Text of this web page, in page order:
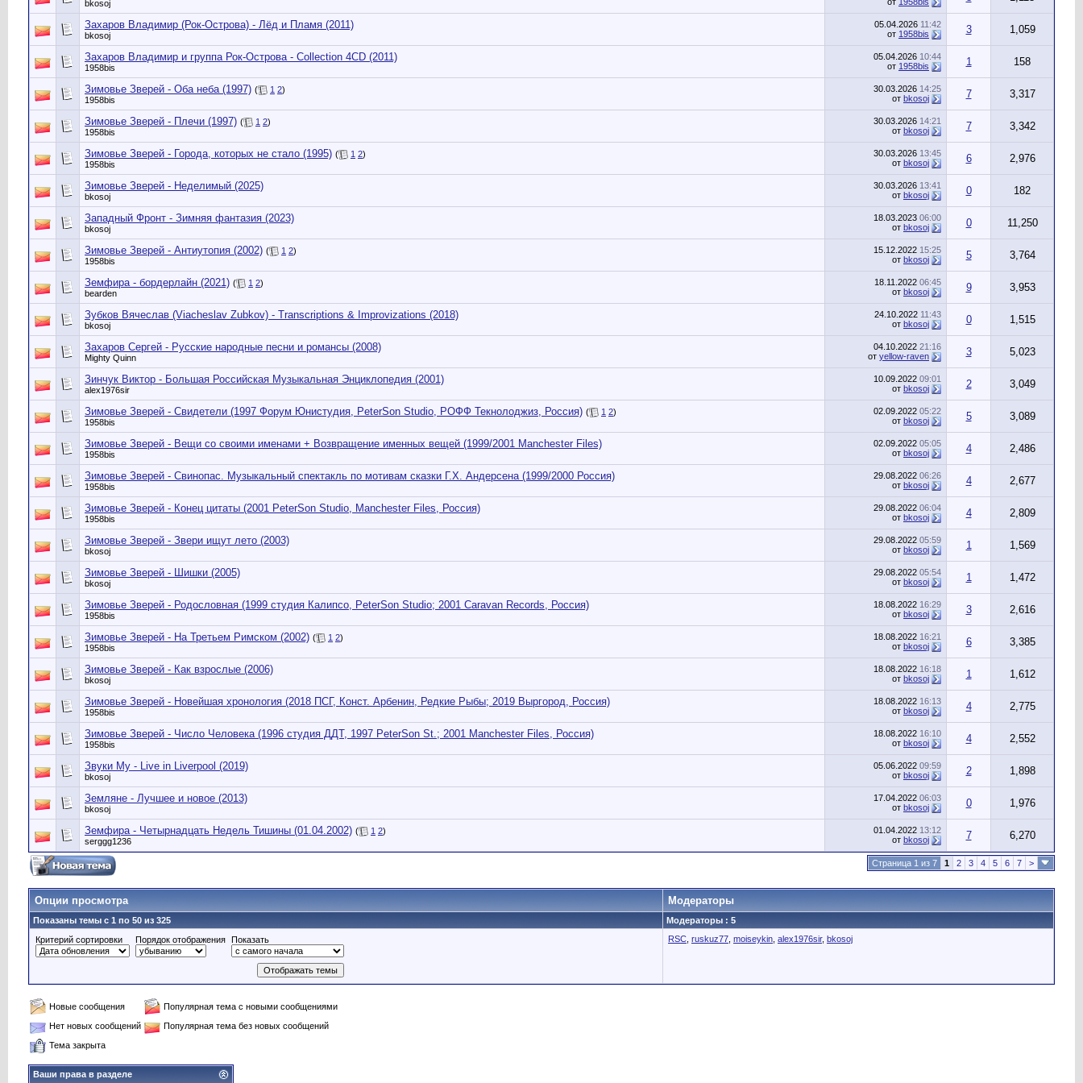
bkosoj
Захаров Владимир (Рок-Острова) - Лёд и Пламя (2011)
bkosoj
05.04.2026 11:42
от 1958bis 3 1,059
Захаров Владимир и группа Рок-Острова - Collection 4CD (2011)
1958bis
05.04.2026 10:44
от 1958bis 1 158
Зимовье Зверей - Оба неба (1997) ( 1 2)
1958bis
30.03.2026 14:25
от bkosoj 7 3,317
Зимовье Зверей - Плечи (1997) ( 1 2)
1958bis
30.03.2026 14:21
от bkosoj 7 3,342
Зимовье Зверей - Города, которых не стало (1995) ( 1 2)
1958bis
30.03.2026 13:45
от bkosoj 6 2,976
Зимовье Зверей - Неделимый (2025)
bkosoj
30.03.2026 13:41
от bkosoj 0 182
Западный Фронт - Зимняя фантазия (2023)
bkosoj
18.03.2023 06:00
от bkosoj 0 11,250
Зимовье Зверей - Антиутопия (2002) ( 1 2)
1958bis
15.12.2022 15:25
от bkosoj 5 3,764
Земфира - бордерлайн (2021) ( 1 2)
bearden
18.11.2022 06:45
от bkosoj 9 3,953
Зубков Вячеслав (Viacheslav Zubkov) - Transcriptions & Improvizations (2018)
bkosoj
24.10.2022 11:43
от bkosoj 0 1,515
Захаров Сергей - Русские народные песни и романсы (2008)
Mighty Quinn
04.10.2022 21:16
от yellow-raven 3 5,023
Зинчук Виктор - Большая Российская Музыкальная Энциклопедия (2001)
alex1976sir
10.09.2022 09:01
от bkosoj 2 3,049
Зимовье Зверей - Свидетели (1997 Форум Юнистудия, PeterSon Studio, РОФФ Текнолоджиз, Россия) ( 1 2)
1958bis
02.09.2022 05:22
от bkosoj 5 3,089
Зимовье Зверей - Вещи со своими именами + Возвращение именных вещей (1999/2001 Manchester Files)
1958bis
02.09.2022 05:05
от bkosoj 4 2,486
Зимовье Зверей - Свинопас. Музыкальный спектакль по мотивам сказки Г.Х. Андерсена (1999/2000 Россия)
1958bis
29.08.2022 06:26
от bkosoj 4 2,677
Зимовье Зверей - Конец цитаты (2001 PeterSon Studio, Manchester Files, Россия)
1958bis
29.08.2022 06:04
от bkosoj 4 2,809
Зимовье Зверей - Звери ищут лето (2003)
bkosoj
29.08.2022 05:59
от bkosoj 1 1,569
Зимовье Зверей - Шишки (2005)
bkosoj
29.08.2022 05:54
от bkosoj 1 1,472
Зимовье Зверей - Родословная (1999 студия Калипсо, PeterSon Studio; 2001 Caravan Records, Россия)
1958bis
18.08.2022 16:29
от bkosoj 3 2,616
Зимовье Зверей - На Третьем Римском (2002) ( 1 2)
1958bis
18.08.2022 16:21
от bkosoj 6 3,385
Зимовье Зверей - Как взрослые (2006)
bkosoj
18.08.2022 16:18
от bkosoj 1 1,612
Зимовье Зверей - Новейшая хронология (2018 ПСГ, Конст. Арбенин, Редкие Рыбы; 2019 Выргород, Россия)
1958bis
18.08.2022 16:13
от bkosoj 4 2,775
Зимовье Зверей - Число Человека (1996 студия ДДТ, 1997 PeterSon St.; 2001 Manchester Files, Россия)
1958bis
18.08.2022 16:10
от bkosoj 4 2,552
Звуки Му - Live in Liverpool (2019)
bkosoj
05.06.2022 09:59
от bkosoj 2 1,898
Земляне - Лучшее и новое (2013)
bkosoj
17.04.2022 06:03
от bkosoj 0 1,976
Земфира - Четырнадцать Недель Тишины (01.04.2002) ( 1 2)
serggg1236
01.04.2022 13:12
от bkosoj 7 6,270
Страница 1 из 7 1 2 3 4 5 6 7 >
Опции просмотра Модераторы
Показаны темы с 1 по 50 из 325
Модераторы : 5
Критерий сортировки
Порядок отображения Показать RSC ruskuz77 moiseykin alex1976sir, bkosoj
Новые сообщения
Популярная тема с новыми сообщениями
Нет новых сообщений
Популярная тема без новых сообщений
Тема закрыта
Ваши права в разделе